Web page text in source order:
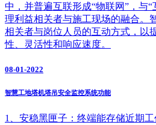
中，并普遍互联形成“物联网”，与
理利益相关者与施工现场的融合。
相关者与岗位人员的互动方式，以
性、灵活性和响应速度。
08-01-2022
智慧工地塔机塔吊安全监控系统功能
1、安稳黑匣子：终端能存储近期